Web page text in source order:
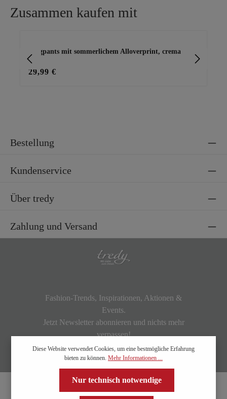
Zusammen kaufen mit
Joggpants mit sommerlichem Alloverprint, crema
29,99 €
Bestellung
Kundenservice
Über tredy
Zahlung und Versand
Fashion-Trends, Inspirationen, Aktionen &
Events.
Jetzt Newsletter abonnieren und nichts mehr
verpassen!
Diese Website verwendet Cookies, um eine bestmögliche Erfahrung
bieten zu können. Mehr Informationen ...
Nur technisch notwendige